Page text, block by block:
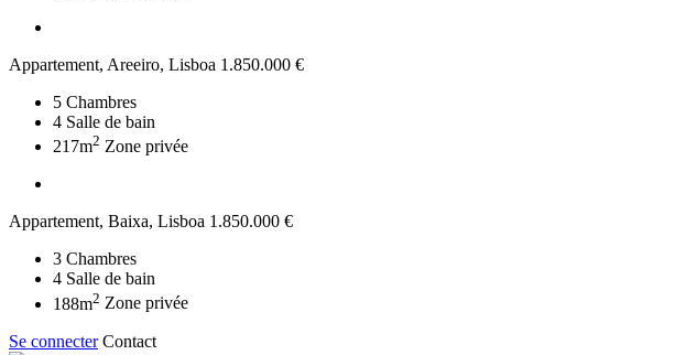
Appartement, Areeiro, Lisboa 1.850.000 €
5 Chambres
4 Salle de bain
217m2 Zone privée
Appartement, Baixa, Lisboa 1.850.000 €
3 Chambres
4 Salle de bain
188m2 Zone privée
Se connecter Contact